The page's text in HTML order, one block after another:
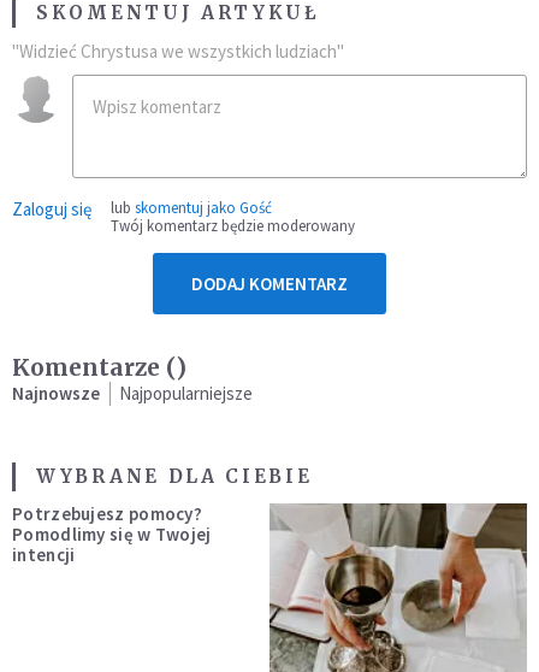
SKOMENTUJ ARTYKUŁ
"Widzieć Chrystusa we wszystkich ludziach"
Zaloguj się lub skomentuj jako Gość
Twój komentarz będzie moderowany
DODAJ KOMENTARZ
Komentarze ()
Najnowsze Najpopularniejsze
WYBRANE DLA CIEBIE
Potrzebujesz pomocy?
Pomodlimy się w Twojej
intencji